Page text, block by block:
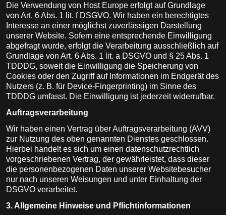
Die Verwendung von Host Europe erfolgt auf Grundlage
von Art. 6 Abs. 1 lit. f DSGVO. Wir haben ein berechtigtes
Interesse an einer möglichst zuverlässigen Darstellung
unserer Website. Sofern eine entsprechende Einwilligung
abgefragt wurde, erfolgt die Verarbeitung ausschließlich auf
Grundlage von Art. 6 Abs. 1 lit. a DSGVO und § 25 Abs. 1
TDDDG, soweit die Einwilligung die Speicherung von
Cookies oder den Zugriff auf Informationen im Endgerät des
Nutzers (z. B. für Device-Fingerprinting) im Sinne des
TDDDG umfasst. Die Einwilligung ist jederzeit widerrufbar.
Auftragsverarbeitung
Wir haben einen Vertrag über Auftragsverarbeitung (AVV)
zur Nutzung des oben genannten Dienstes geschlossen.
Hierbei handelt es sich um einen datenschutzrechtlich
vorgeschriebenen Vertrag, der gewährleistet, dass dieser
die personenbezogenen Daten unserer Websitebesucher
nur nach unseren Weisungen und unter Einhaltung der
DSGVO verarbeitet.
3. Allgemeine Hinweise und Pflicht­informationen